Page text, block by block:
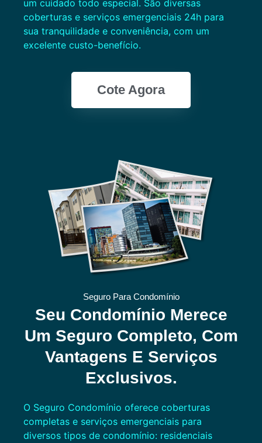
um cuidado todo especial. São diversas
coberturas e serviços emergenciais 24h para
sua tranquilidade e conveniência, com um
excelente custo-benefício.
Cote Agora
Seguro Para Condomínio
Seu Condomínio Merece
Um Seguro Completo, Com
Vantagens E Serviços
Exclusivos.
O Seguro Condomínio oferece coberturas
completas e serviços emergenciais para
diversos tipos de condomínio: residenciais